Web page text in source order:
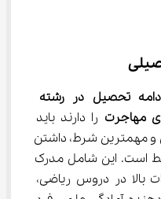
تحصیل در رشته
مهاجرت را دارند باید
و مهمترین شرط، داشتن
است. این شامل مدرک
نمرات بالا در دروس ریاضی،